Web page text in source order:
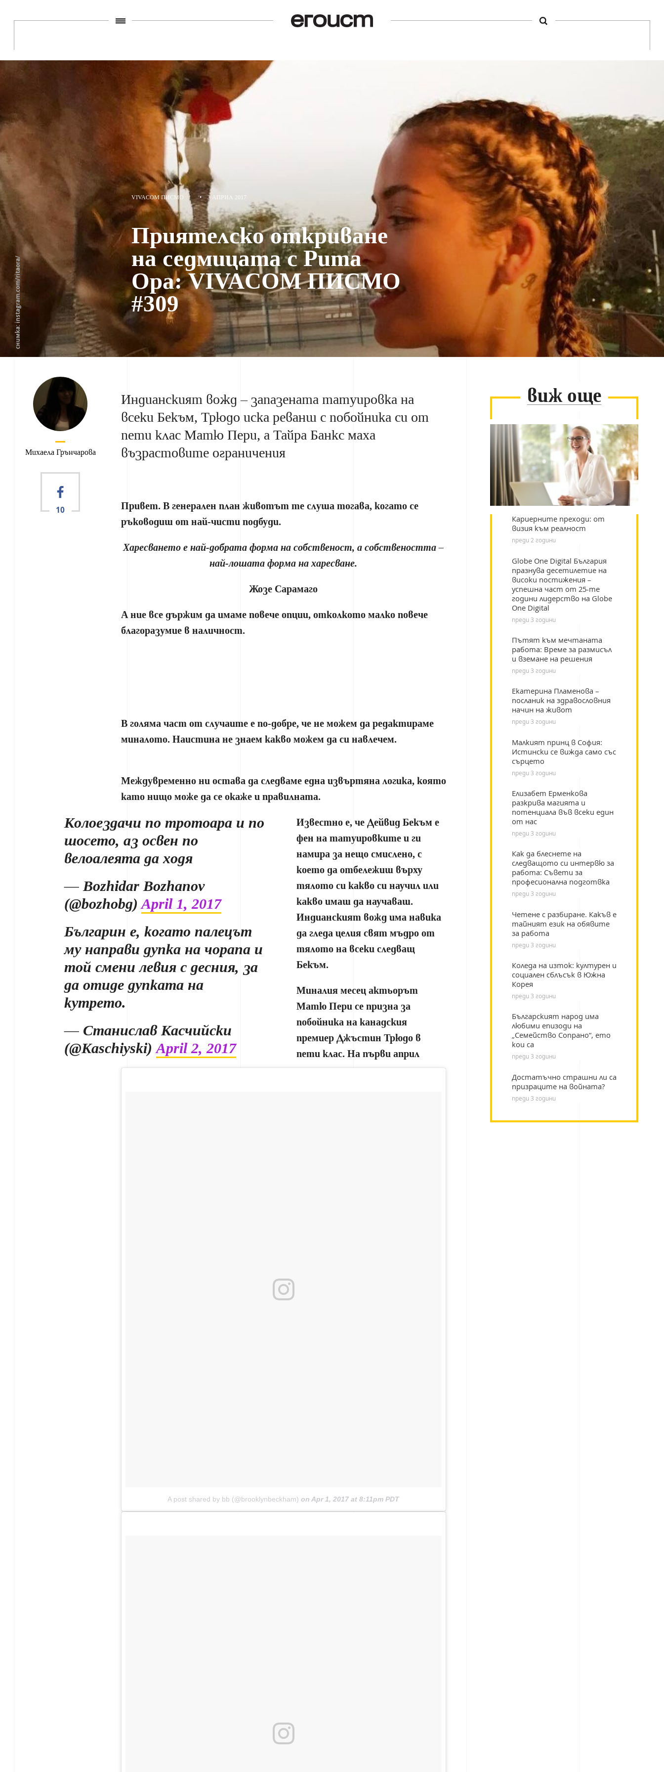
снимка: instagram.com/ritaora/
VIVACOM ПИСМО • 3 АПРИЛ 2017
Приятелско откриване
на седмицата с Рита
Ора: VIVACOM ПИСМО
#309
Михаела Грънчарова
10
Индианският вожд – запазената татуировка на
всеки Бекъм, Трюдо иска реванш с побойника си от
пети клас Матю Пери, a Тайра Банкс маха
възрастовите ограничения
Привет. В генерален план животът те слуша тогава, когато се
ръководиш от най-чисти подбуди.
Харесването е най-добрата форма на собственост, а собствеността –
най-лошата форма на харесване.
Жозе Сарамаго
А ние все държим да имаме повече опции, отколкото малко повече
благоразумие в наличност.
В голяма част от случаите е по-добре, че не можем да редактираме
миналото. Наистина не знаем какво можем да си навлечем.
Междувременно ни остава да следваме една извъртяна логика, която
като нищо може да се окаже и правилната.
Колоездачи по тротоара и по
шосето, аз освен по
велоалеята да ходя
— Bozhidar Bozhanov
(@bozhobg)April 1, 2017
Българин е, когато палецът
му направи дупка на чорапа и
той смени левия с десния, за
да отиде дупката на
кутрето.
— Станислав Касчийски
(@Kaschiyski)April 2, 2017
Известно е, че Дейвид Бекъм е
фен на татуировките и ги
намира за нещо смислено, с
което да отбележиш върху
тялото си какво си научил или
какво имаш да научаваш.
Индианският вожд има навика
да гледа целия свят мъдро от
тялото на всеки следващ
Бекъм.
A post shared by bb (@brooklynbeckham) onApr 1, 2017 at 8:11pm PDT
Миналия месец актьорът
Матю Пери се призна за
побойника на канадския
премиер Джъстин Трюдо в
пети клас. На първи април
виж още
Кариерните преходи: от
визия към реалност
преди 2 години
Globe One Digital България
празнува десетилетие на
високи постижения –
успешна част от 25-те
години лидерство на Globe
One Digital
преди 3 години
Пътят към мечтаната
работа: Време за размисъл
и вземане на решения
преди 3 години
Екатерина Пламенова –
посланик на здравословния
начин на живот
преди 3 години
Малкият принц в София:
Истински се вижда само със
сърцето
преди 3 години
Елизабет Ерменкова
разкрива магията и
потенциала във всеки един
от нас
преди 3 години
Как да блеснете на
следващото си интервю за
работа: Съвети за
професионална подготвка
преди 3 години
Четене с разбиране. Какъв е
тайният език на обявите
за работа
преди 3 години
Коледа на изток: културен и
социален сблъсък в Южна
Корея
преди 3 години
Българският народ има
любими епизоди на
„Семейство Сопрано“, ето
кои са
преди 3 години
Достатъчно страшни ли са
призраците на войната?
преди 3 години